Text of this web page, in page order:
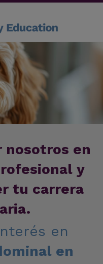
nosotros en
y
tu carrera
en
en